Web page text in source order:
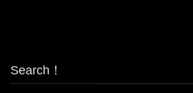
Search！